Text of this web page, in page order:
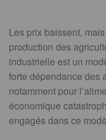
Les prix baissent,
production des
industrielle est un
forte dépendance des
notamment pour
économique
engagés dans ce